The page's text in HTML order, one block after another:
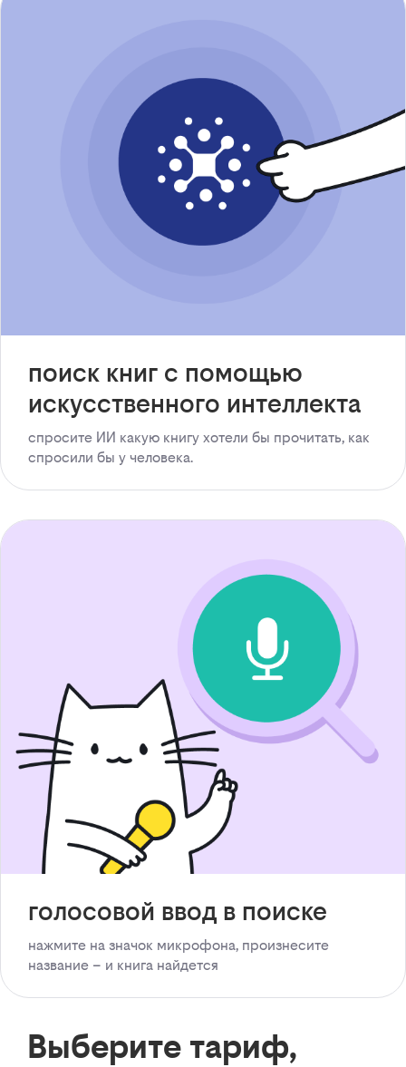
поиск книг с помощью
искусственного интеллекта
спросите ИИ какую книгу хотели бы прочитать, как
спросили бы у человека.
голосовой ввод в поиске
нажмите на значок микрофона, произнесите
название – и книга найдется
Выберите тариф,